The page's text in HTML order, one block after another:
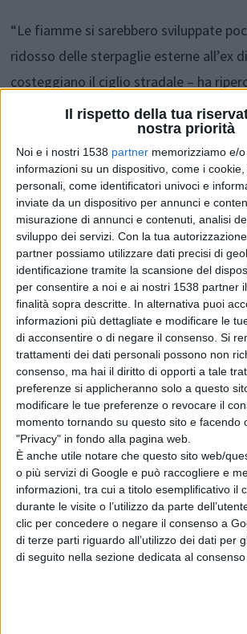
Il rispetto della tua
nostra priorità
Noi e i nostri 1538 partner memorizziamo e/
informazioni su un dispositivo, come i
personali, come identificatori univoci e
inviate da un dispositivo per annunci e
misurazione di annunci e contenuti, analisi
sviluppo dei servizi. Con la tua
partner possiamo utilizzare dati precisi di
identificazione tramite la scansione del
per consentire a noi e ai nostri 1538 partner
finalità sopra descritte. In alternativa puoi
informazioni più dettagliate e modificare le
di acconsentire o di negare il consenso. Si
trattamenti dei dati personali possono non
consenso, ma hai il diritto di opporti a tale
preferenze si applicheranno solo a questo
modificare le tue preferenze o revocare il
momento tornando su questo sito e facendo
"Privacy" in fondo alla pagina web.
È anche utile notare che questo sito web/
o più servizi di Google e può raccogliere e
informazioni, tra cui a titolo esemplificativo il
durante le visite o l’utilizzo da parte
clic per concedere o negare il consenso a
di terze parti riguardo all’utilizzo dei dati per
di seguito nella sezione dedicata al consenso
“Le fiamme si sarebbero sviluppate
ridosso delle sterpaglie esterne all’ex
costeggiano il ciglio stradale – ha
Albore Mascia, riferendo quanto
municipale stessa -. In pochi secondi il
secca e la presenza di erba bruciata
agevolato il propagarsi delle fiamme
tempo hanno avvolto la stessa area
dall’imbocco della cancellata posta
ingresso in via Prati provenendo
sino alla cancellata più a valle, al
sfasciacarrozze, coinvolgendo in tutto
quadrati di superficie. Ad allertare i
stati alcuni automobilisti di passaggio
allertati dal fumo nero e denso che ha
dalla vecchia discarica, sottoposta a
del percolato intorno al 1998, un fumo
alla memoria i ricordi di vecchi incendi
agenti della Polizia municipale al
maggiore Palestini che sono stati
chiudere subito al traffico via Prati, e
cercando di mettere in sicurezza anche